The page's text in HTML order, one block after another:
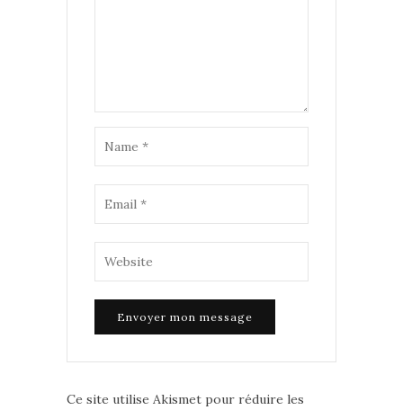
Ce site utilise Akismet pour réduire les